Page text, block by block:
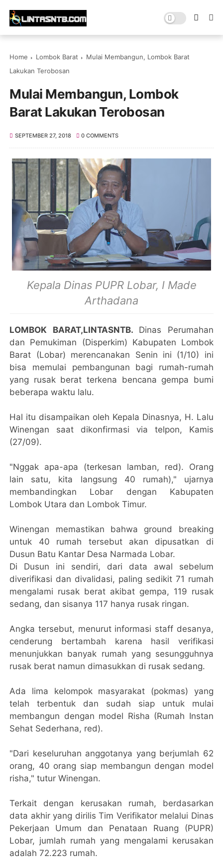
Home Lombok Barat
Mulai Membangun, Lombok Barat
Lakukan Terobosan
Mulai Membangun, Lombok
Barat Lakukan Terobosan
SEPTEMBER 27, 2018 0 COMMENTS
Kepala Dinas PUPR Lobar, I Made
Arthadana
LOMBOK BARAT,LINTASNTB. Dinas Perumahan
dan Pemukiman (Disperkim) Kabupaten Lombok
Barat (Lobar) merencanakan Senin ini (1/10) ini
bisa memulai pembangunan bagi rumah-rumah
yang rusak berat terkena bencana gempa bumi
beberapa waktu lalu.
Hal itu disampaikan oleh Kepala Dinasnya, H. Lalu
Winengan saat dikonfirmasi via telpon, Kamis
(27/09).
"Nggak apa-apa (terkesan lamban, red). Orang
lain satu, kita langsung 40 rumah)," ujarnya
membandingkan Lobar dengan Kabupaten
Lombok Utara dan Lombok Timur.
Winengan memastikan bahwa ground breaking
untuk 40 rumah tersebut akan dipusatkan di
Dusun Batu Kantar Desa Narmada Lobar.
Di Dusun ini sendiri, dari data awal sebelum
diverifikasi dan divalidasi, paling sedikit 71 rumah
mengalami rusak berat akibat gempa, 119 rusak
sedang, dan sisanya 117 hanya rusak ringan.
Angka tersebut, menurut informasi staff desanya,
cenderung bertambah karena hasil verifikasi
menunjukkan banyak rumah yang sesungguhnya
rusak berat namun dimasukkan di rusak sedang.
Ada lima kelompok masyarakat (pokmas) yang
telah terbentuk dan sudah siap untuk mulai
membangun dengan model Risha (Rumah Instan
Sehat Sederhana, red).
"Dari keseluruhan anggotanya yang berjumlah 62
orang, 40 orang siap membangun dengan model
risha," tutur Winengan.
Terkait dengan kerusakan rumah, berdasarkan
data akhir yang dirilis Tim Verifikator melalui Dinas
Pekerjaan Umum dan Penataan Ruang (PUPR)
Lobar, jumlah rumah yang mengalami kerusakan
adalah 72.223 rumah.